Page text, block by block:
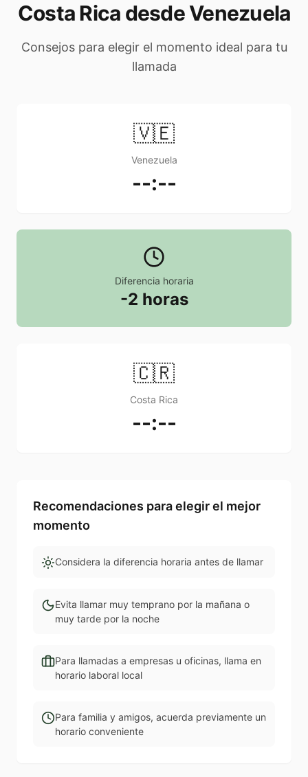
Costa Rica desde Venezuela
Consejos para elegir el momento ideal para tu
llamada
🇻🇪
Venezuela
--:--
Diferencia horaria
-2 horas
🇨🇷
Costa Rica
--:--
Recomendaciones para elegir el mejor
momento
Considera la diferencia horaria antes de llamar
Evita llamar muy temprano por la mañana o
muy tarde por la noche
Para llamadas a empresas u oficinas, llama en
horario laboral local
Para familia y amigos, acuerda previamente un
horario conveniente